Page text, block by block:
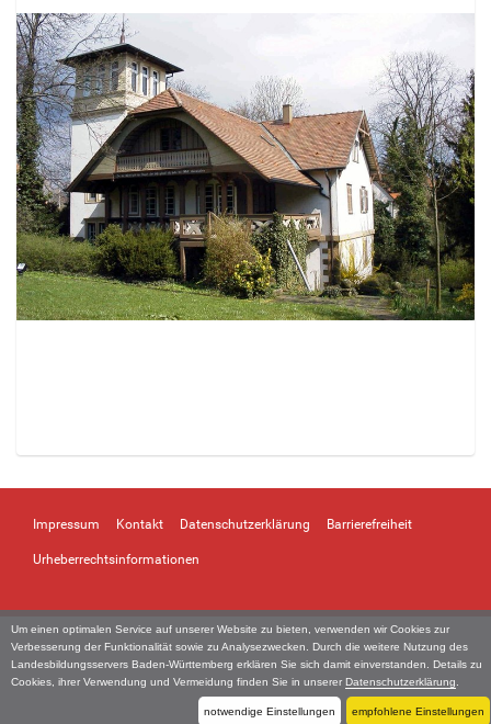
Um einen optimalen Service auf unserer Website zu bieten, verwenden wir Cookies zur
Verbesserung der Funktionalität sowie zu Analysezwecken. Durch die weitere Nutzung des
Landesbildungsservers Baden-Württemberg erklären Sie sich damit einverstanden. Details zu
Cookies, ihrer Verwendung und Vermeidung finden Sie in unserer Datenschutzerklärung
notwendige Einstellungen empfohlene Einstellungen
e
g
e
d
i
n
Impressum Kontakt Datenschutzerklärung Barrierefreiheit
Urheberrechtsinformationen